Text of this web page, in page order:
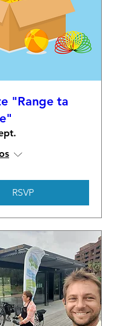
"Range ta
RSVP